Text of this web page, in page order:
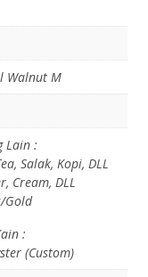
Walnut M
Lain :
Salak, Kopi, DLL
Cream, DLL
Gold
:
(Custom)